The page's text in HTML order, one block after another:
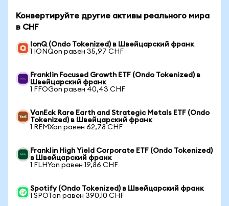
Конвертируйте другие активы реального мира
в CHF
IonQ (Ondo Tokenized) в Швейцарский франк
1 IONQon равен 35,97 CHF
Franklin Focused Growth ETF (Ondo Tokenized) в
Швейцарский франк
1 FFOGon равен 40,43 CHF
VanEck Rare Earth and Strategic Metals ETF (Ondo
Tokenized) в Швейцарский франк
1 REMXon равен 62,78 CHF
Franklin High Yield Corporate ETF (Ondo Tokenized)
в Швейцарский франк
1 FLHYon равен 19,86 CHF
Spotify (Ondo Tokenized) в Швейцарский франк
1 SPOTon равен 390,10 CHF